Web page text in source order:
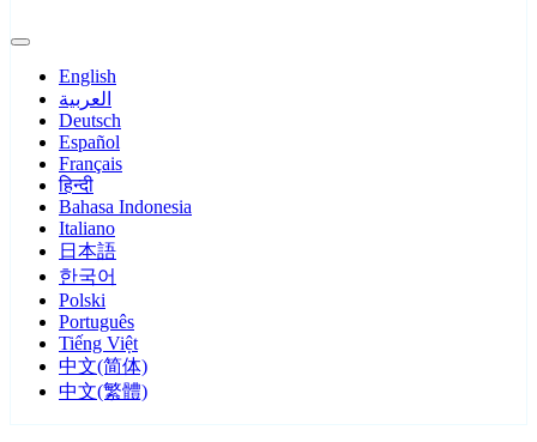
English
العربية
Deutsch
Español
Français
हिन्दी
Bahasa Indonesia
Italiano
日本語
한국어
Polski
Português
Tiếng Việt
中文(简体)
中文(繁體)